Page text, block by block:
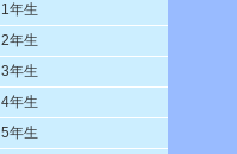
1年生
2年生
3年生
4年生
5年生